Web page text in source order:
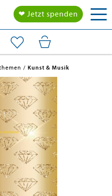
❤ Jetzt spenden
Kunst & Musik